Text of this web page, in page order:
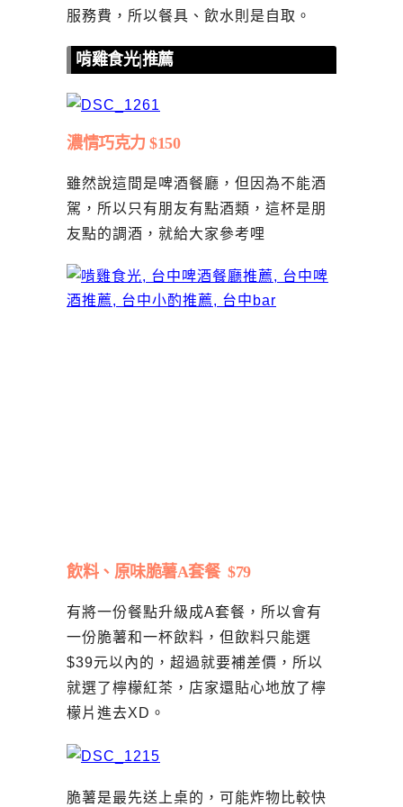
服務費，所以餐具、飲水則是自取。
啃雞食光|推薦
濃情巧克力 $150
雖然說這間是啤酒餐廳，但因為不能酒
駕，所以只有朋友有點酒類，這杯是朋
友點的調酒，就給大家參考哩
飲料、原味脆薯A套餐 $79
有將一份餐點升級成A套餐，所以會有
一份脆薯和一杯飲料，但飲料只能選
$39元以內的，超過就要補差價，所以
就選了檸檬紅茶，店家還貼心地放了檸
檬片進去XD。
脆薯是最先送上桌的，可能炸物比較快